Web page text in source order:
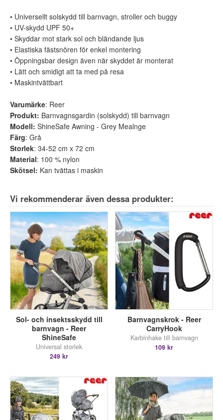
• Universellt solskydd till barnvagn, stroller och buggy
• UV-skydd UPF 50+
• Skyddar mot stark sol och bländande ljus
• Elastiska fästsnören för enkel montering
• Öppningsbar design även när skyddet är monterat
• Lätt och smidigt att ta med på resa
• Maskintvättbart
Varumärke: Reer
Produkt: Barnvagnsgardin (solskydd) till barnvagn
Modell: ShineSafe Awning - Grey Mealnge
Färg: Grå
Storlek: 34-52 cm x 72 cm
Material: 100 % nylon
Skötsel: Kan tvättas i maskin
Vi rekommenderar även dessa produkter:
Sol- och insektsskydd till
barnvagn - Reer
ShineSafe
Universal storlek
249 kr
Barnvagnskrok - Reer
CarryHook
Karbinhake till barnvagn
109 kr